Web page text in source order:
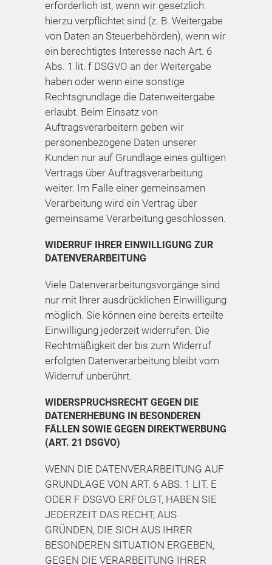
erforderlich ist, wenn wir gesetzlich
hierzu verpflichtet sind (z. B. Weitergabe
von Daten an Steuerbehörden), wenn wir
ein berechtigtes Interesse nach Art. 6
Abs. 1 lit. f DSGVO an der Weitergabe
haben oder wenn eine sonstige
Rechtsgrundlage die Datenweitergabe
erlaubt. Beim Einsatz von
Auftragsverarbeitern geben wir
personenbezogene Daten unserer
Kunden nur auf Grundlage eines gültigen
Vertrags über Auftragsverarbeitung
weiter. Im Falle einer gemeinsamen
Verarbeitung wird ein Vertrag über
gemeinsame Verarbeitung geschlossen.
WIDERRUF IHRER EINWILLIGUNG ZUR
DATENVERARBEITUNG
Viele Datenverarbeitungsvorgänge sind
nur mit Ihrer ausdrücklichen Einwilligung
möglich. Sie können eine bereits erteilte
Einwilligung jederzeit widerrufen. Die
Rechtmäßigkeit der bis zum Widerruf
erfolgten Datenverarbeitung bleibt vom
Widerruf unberührt.
WIDERSPRUCHSRECHT GEGEN DIE
DATENERHEBUNG IN BESONDEREN
FÄLLEN SOWIE GEGEN DIREKTWERBUNG
(ART. 21 DSGVO)
WENN DIE DATENVERARBEITUNG AUF
GRUNDLAGE VON ART. 6 ABS. 1 LIT. E
ODER F DSGVO ERFOLGT, HABEN SIE
JEDERZEIT DAS RECHT, AUS
GRÜNDEN, DIE SICH AUS IHRER
BESONDEREN SITUATION ERGEBEN,
GEGEN DIE VERARBEITUNG IHRER